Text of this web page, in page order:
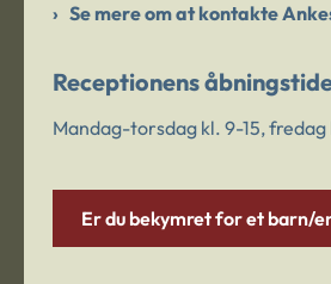
Se mere om at kontakte
Receptionens
Mandag-torsdag kl. 9-15, fredag
Er du bekymret for et barn/